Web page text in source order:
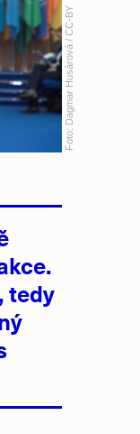
Foto:
Dagmar Husárová
/
CC-BY
tedy